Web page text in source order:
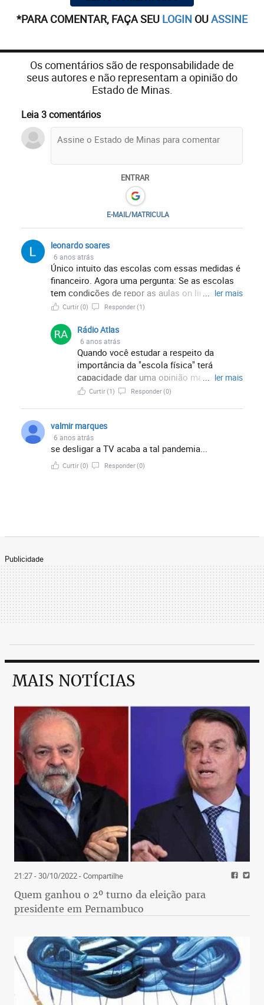
*PARA COMENTAR, FAÇA SEU LOGIN OUASSINE
Os comentários são de responsabilidade de
seus autores e não representam a opinião do
Estado de Minas.
Leia 3 comentários
ENTRAR
E-MAIL/MATRICULA
leonardo soares
6 anos atrás
Único intuito das escolas com essas medidas é
financeiro. Agora uma pergunta: Se as escolas
tem condições de repor as aulas on line; pra que
escola física?????? Brasil; país de otarios e
ler mais
Curtir(0) Responder(1)
Rádio Atlas
6 anos atrás
Quando você estudar a respeito da
importância da "escola física" terá
capacidade dar uma opinião mais técnica
e profissional, sem ser baseada em
ler mais
Curtir(1) Responder(0)
valmir marques
6 anos atrás
se desligar a TV acaba a tal pandemia...
Curtir(0) Responder(0)
Publicidade
MAIS NOTÍCIAS
21:27 - 30/10/2022- Compartilhe
Quem ganhou o 2º turno da eleição para
presidente em Pernambuco